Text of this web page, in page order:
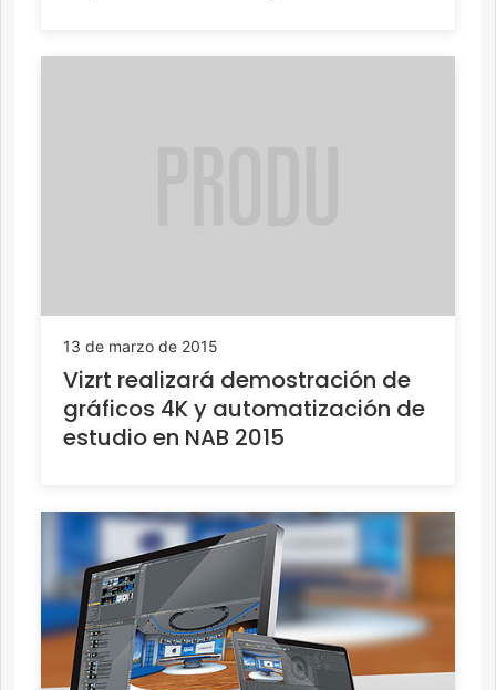
13 de marzo de 2015
Vizrt realizará demostración de
gráficos 4K y automatización de
estudio en NAB 2015